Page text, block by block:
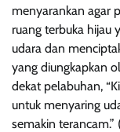
menyarankan agar
ruang terbuka hijau
udara dan
yang diungkapkan
dekat pelabuhan,
untuk menyaring
semakin terancam.”